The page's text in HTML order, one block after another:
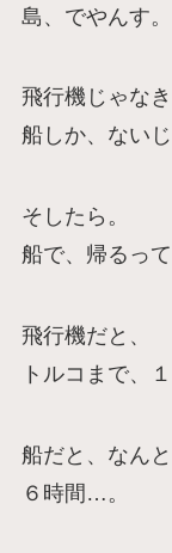
島、でやんす。
飛行機じゃな
船しか、ないじ
そしたら。
船で、帰るっ
飛行機だと、
トルコまで、１
船だと、なんと
６時間…。